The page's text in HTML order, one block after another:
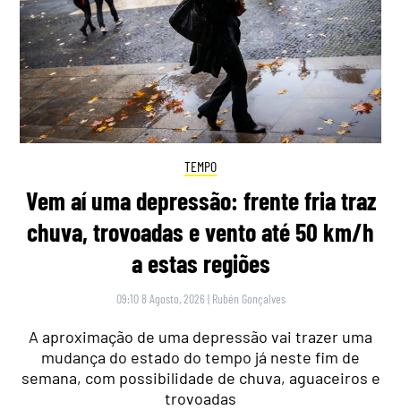
TEMPO
Vem aí uma depressão: frente fria traz
chuva, trovoadas e vento até 50 km/h
a estas regiões
09:10 8 Agosto, 2026 | Rubén Gonçalves
A aproximação de uma depressão vai trazer uma
mudança do estado do tempo já neste fim de
semana, com possibilidade de chuva, aguaceiros e
trovoadas